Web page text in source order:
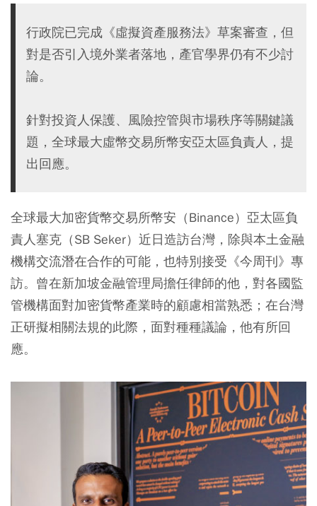
行政院已完成《虛擬資產服務法》草案審查，但
對是否引入境外業者落地，產官學界仍有不少討
論。
針對投資人保護、風險控管與市場秩序等關鍵議
題，全球最大虛幣交易所幣安亞太區負責人，提
出回應。
全球最大加密貨幣交易所幣安（Binance）亞太區負
責人塞克（SB Seker）近日造訪台灣，除與本土金融
機構交流潛在合作的可能，也特別接受《今周刊》專
訪。曾在新加坡金融管理局擔任律師的他，對各國監
管機構面對加密貨幣產業時的顧慮相當熟悉；在台灣
正研擬相關法規的此際，面對種種議論，他有所回
應。